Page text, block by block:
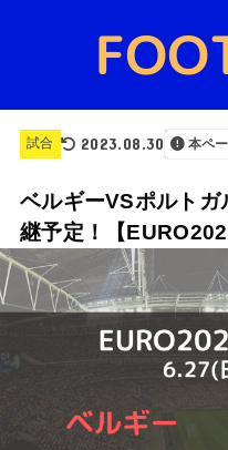
試合 2023.08.30 本ペ
ベルギーVSポルトガ
継予定！【